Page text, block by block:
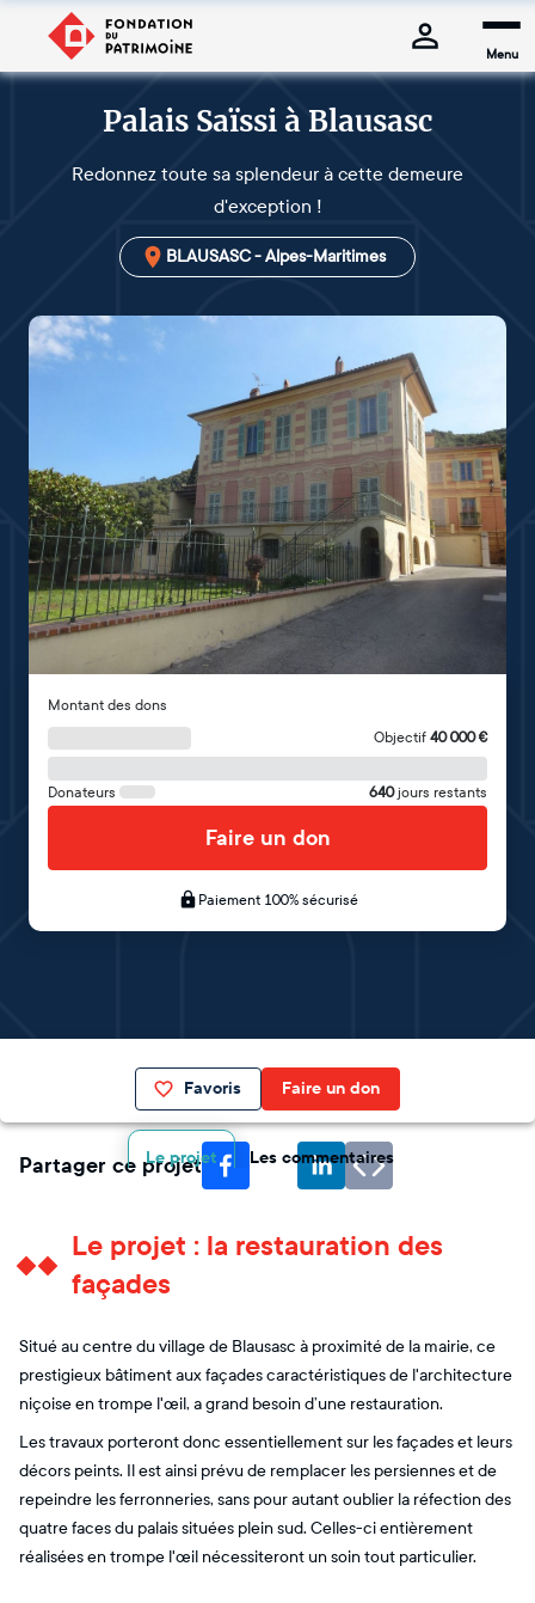
Menu
Palais Saïssi à Blausasc
Redonnez toute sa splendeur à cette demeure
d'exception !
BLAUSASC - Alpes-Maritimes
Montant des dons
Objectif 40 000€
Donateurs 640 jours restants
Faire un don
Paiement 100% sécurisé
Favoris Faire un don
Le projet Les commentaires
Partager ce projet
Le projet : la restauration des
façades
Situé au centre du village de Blausasc à proximité de la mairie, ce
prestigieux bâtiment aux façades caractéristiques de l'architecture
niçoise en trompe l'œil, a grand besoin d’une restauration.
Les travaux porteront donc essentiellement sur les façades et leurs
décors peints. Il est ainsi prévu de remplacer les persiennes et de
repeindre les ferronneries, sans pour autant oublier la réfection des
quatre faces du palais situées plein sud. Celles-ci entièrement
réalisées en trompe l'œil nécessiteront un soin tout particulier.